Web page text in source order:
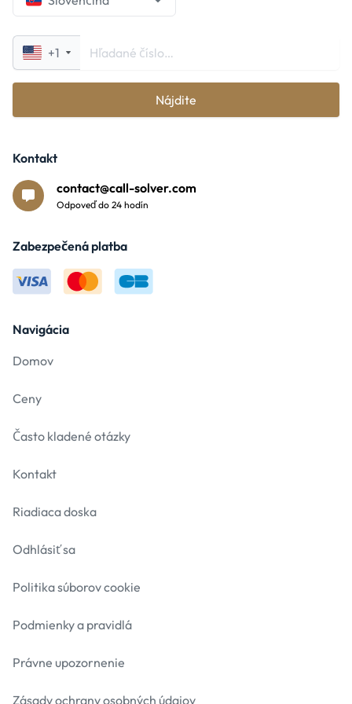
+1
Nájdite
Navigácia
Domov
Ceny
Často kladené otázky
Kontakt
Riadiaca doska
Odhlásiť sa
Politika súborov cookie
Podmienky a pravidlá
Právne upozornenie
Zásady ochrany osobných údajov
Kontakt
contact@call-solver.com
Odpoveď do 24 hodín
Zabezpečená platba